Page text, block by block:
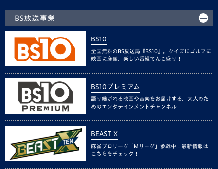
BS放送事業
BS10
全国無料のBS放送局『BS10』。クイズにゴルフに
映画に麻雀、楽しい番組てんこ盛り！
BS10プレミアム
語り継がれる映画や音楽をお届けする、大人のた
めのエンタテインメントチャンネル
BEAST X
麻雀プロリーグ「Mリーグ」参戦中！最新情報は
こちらをチェック！